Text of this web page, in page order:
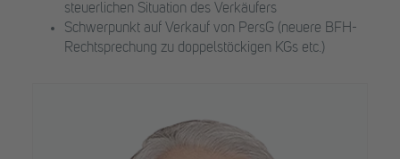
steuerlichen Situation des Verkäufers
Schwerpunkt auf Verkauf von PersG (neuere BFH-
Rechtsprechung zu doppelstöckigen KGs etc.)